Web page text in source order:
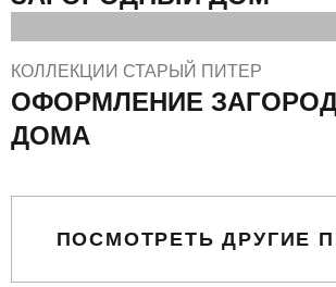
КОЛЛЕКЦИИ СТАРЫЙ ПИТЕР
ОФОРМЛЕНИЕ
ДОМА
ПОСМОТРЕТЬ ДРУГИЕ